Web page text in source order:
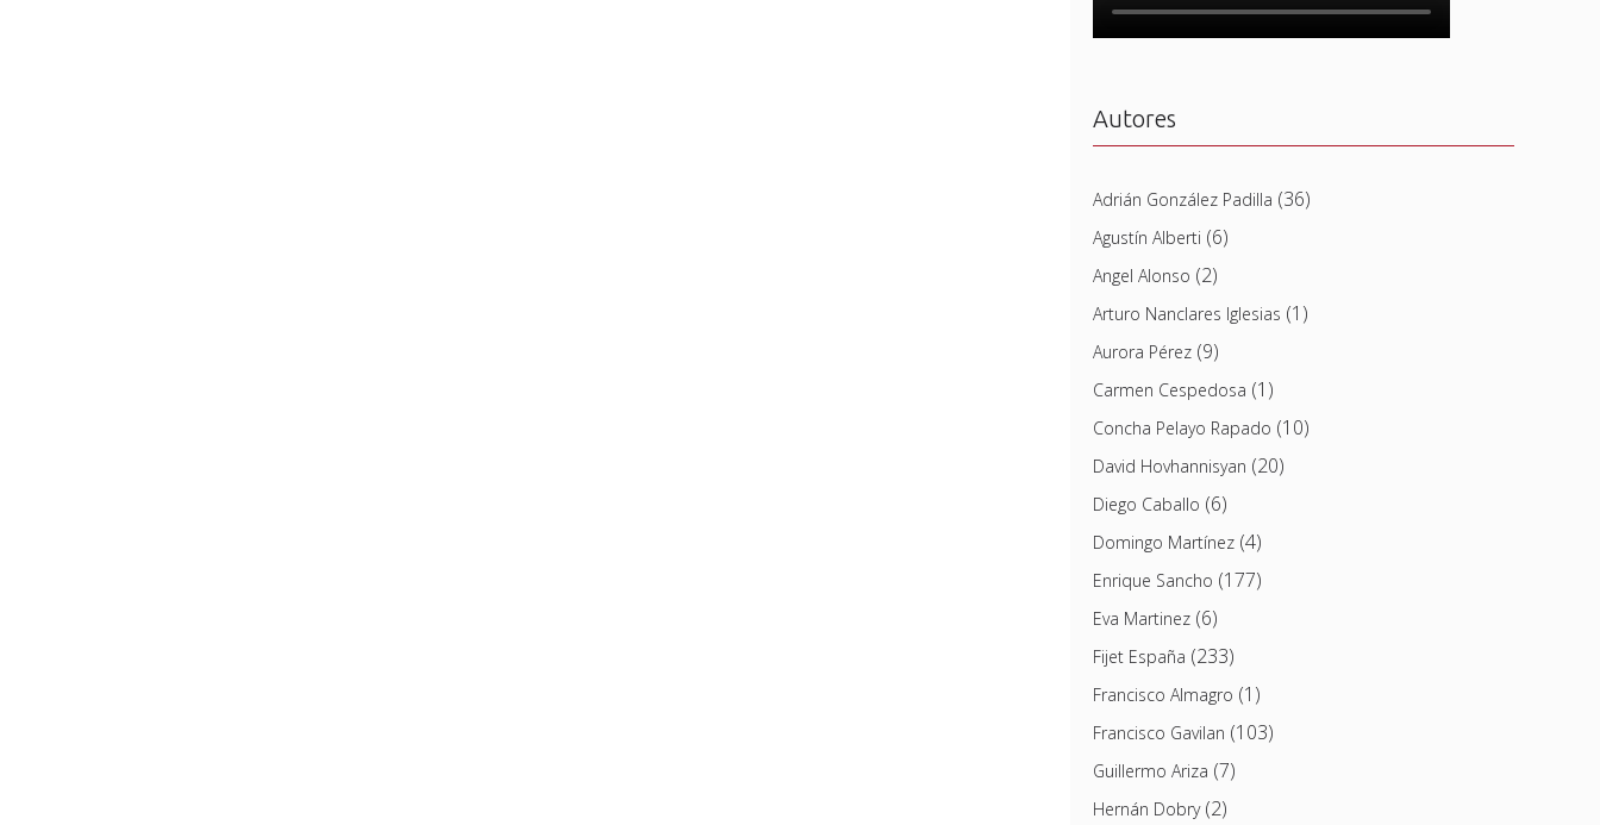
Autores
Adrián González Padilla (36)
Agustín Alberti (6)
Angel Alonso (2)
Arturo Nanclares Iglesias (1)
Aurora Pérez(9)
Carmen Cespedosa (1)
Concha Pelayo Rapado (10)
David Hovhannisyan (20)
Diego Caballo (6)
Domingo Martínez(4)
Enrique Sancho (177)
Eva Martinez(6)
Fijet España (233)
Francisco Almagro (1)
Francisco Gavilan (103)
Guillermo Ariza (7)
Hernán Dobry(2)